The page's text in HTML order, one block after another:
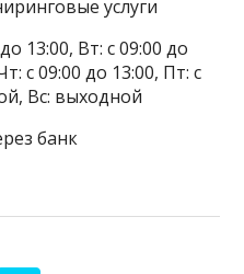
услуги
13:00, Вт: с 09:00 до
с 09:00 до 13:00, Пт: с
Вс: выходной
банк